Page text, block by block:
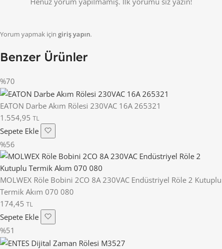
Yorum yapmak için giriş yapın.
Benzer Ürünler
%70
EATON Darbe Akım Rölesi 230VAC 16A 265321
1.554,95 TL
Sepete Ekle
%56
MOLWEX Röle Bobini 2CO 8A 230VAC Endüstriyel Röle 2 Kutuplu
Termik Akım 070 080
174,45 TL
Sepete Ekle
%51